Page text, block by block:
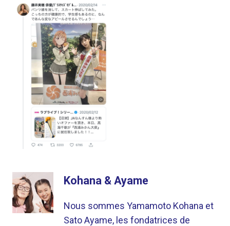
Kohana & Ayame
Nous sommes Yamamoto Kohana et
Sato Ayame, les fondatrices de